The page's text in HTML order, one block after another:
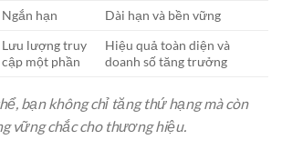
Ngắn hạn Dài hạn và bền vững
Lưu lượng truy
cập một phần
Hiệu quả toàn diện và
doanh số tăng trưởng
bạn không chỉ tăng thứ hạng mà còn
vững chắc cho thương hiệu.